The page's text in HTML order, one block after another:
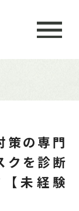
策の専門
クを診断
未経験